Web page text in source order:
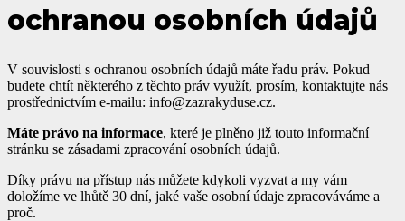
ochranou osobních údajů
V souvislosti s ochranou osobních údajů máte řadu práv. Pokud
budete chtít některého z těchto práv využít, prosím, kontaktujte nás
prostřednictvím e-mailu: info@zazrakyduse.cz.
Máte právo na informace, které je plněno již touto informační
stránku se zásadami zpracování osobních údajů.
Díky právu na přístup nás můžete kdykoli vyzvat a my vám
doložíme ve lhůtě 30 dní, jaké vaše osobní údaje zpracováváme a
proč.